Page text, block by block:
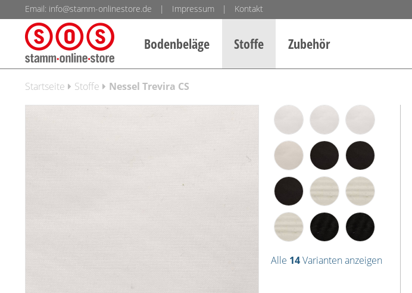
Email: info@stamm-onlinestore.de | Impressum | Kontakt
Bodenbeläge Stoffe Zubehör
Startseite Stoffe Nessel Trevira CS
Alle 14Varianten anzeigen